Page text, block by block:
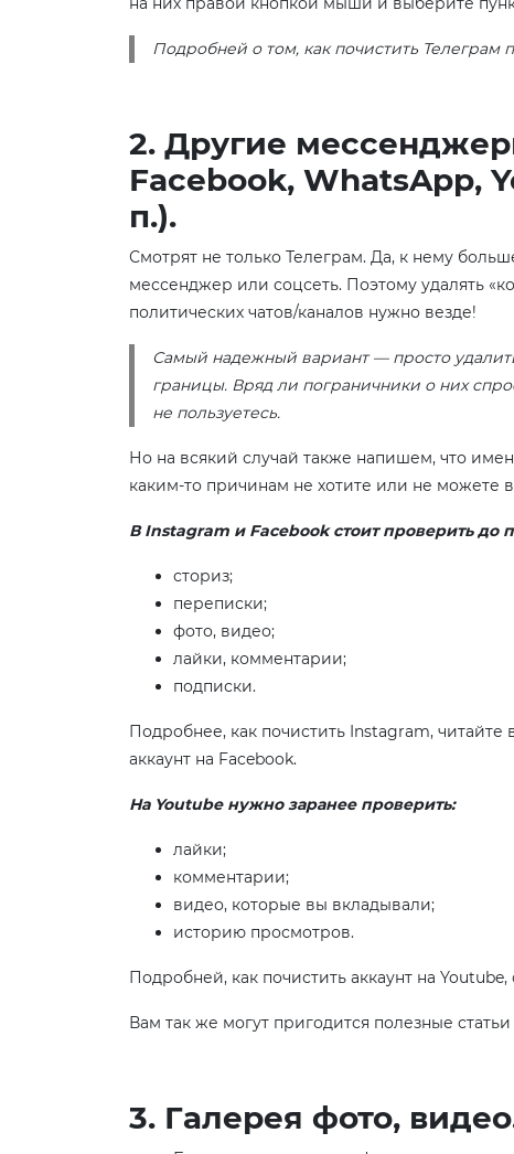
Подробней о том, как почистить Телеграм
2. Другие
Facebook, WhatsApp,
п.).
Смотрят не только Телеграм. Да, к нему
мессенджер или соцсеть. Поэтому удалять
политических чатов/каналов нужно везде!
Самый надежный вариант — просто
границы. Вряд ли пограничники о них
не пользуетесь.
Но на всякий случай также напишем, что
каким-то причинам не хотите или не можете
В Instagram и Facebook стоит проверить до
сториз;
переписки;
фото, видео;
лайки, комментарии;
подписки.
Подробнее, как почистить Instagram, читайте
аккаунт на Facebook.
На Youtube нужно заранее проверить:
лайки;
комментарии;
видео, которые вы вкладывали;
историю просмотров.
Подробней, как почистить аккаунт на
Вам так же могут пригодится полезные
3. Галерея фото,